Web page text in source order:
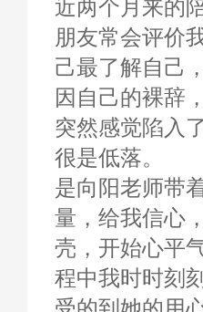
近两个月来的
朋友常会评价
己最了解自己
因自己的裸辞
突然感觉陷入
很是低落。
是向阳老师带
量，给我信心
壳，开始心平
程中我时时刻